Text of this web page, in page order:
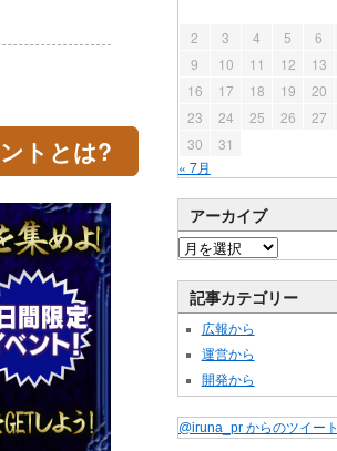
トとは? « 7月
2
3 4 5 6
9
10 11 12 13
16
17 18 19 20
23
24 25 26 27
30
31
アーカイブ
記事カテゴリー
広報から
運営から
開発から
@iruna_pr からのツイート